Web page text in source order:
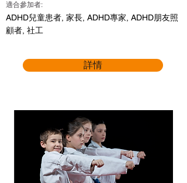
適合參加者:
ADHD兒童患者, 家長, ADHD專家, ADHD朋友照
顧者, 社工
詳情